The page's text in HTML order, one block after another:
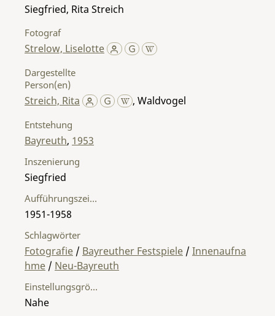
Siegfried, Rita Streich
Fotograf
Strelow, Liselotte
Dargestellte
Person(en)
Streich, Rita , Waldvogel
Entstehung
Bayreuth, 1953
Einstellungsgröße
Nahe
Inszenierung
Siegfried
Aufführungszeitraum
1951-1958
Schlagwörter
Fotografie / Bayreuther Festspiele / Innenaufna
hme / Neu-Bayreuth